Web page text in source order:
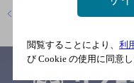
店舗トップに戻る
閲覧することにより、 利
び Cookie の使用に同意